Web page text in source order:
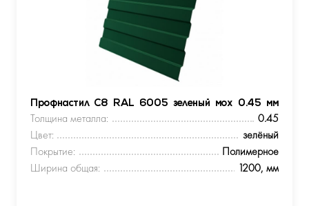
Профнастил С8 RAL 6005 зеленый мох 0.45 мм
Толщина металла:
0.45
Цвет:
зелёный
Покрытие:
Полимерное
Ширина общая:
1200, мм